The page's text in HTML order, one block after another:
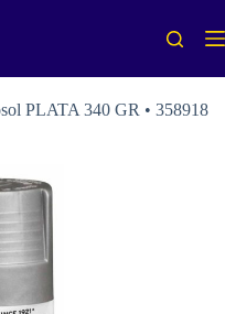
PLATA 340 GR • 358918